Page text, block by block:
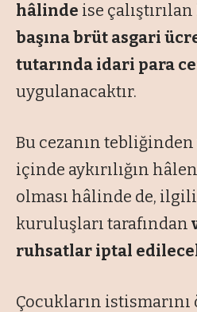
hâlinde ise çalıştırılan
başına brüt asgari
tutarında idari para
uygulanacaktır.
Bu cezanın
içinde aykırılığın
olması hâlinde de,
kuruluşları tarafından
ruhsatlar iptal
Çocukların